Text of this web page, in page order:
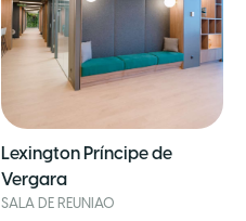
Lexington Príncipe de
Vergara
SALA DE REUNIAO